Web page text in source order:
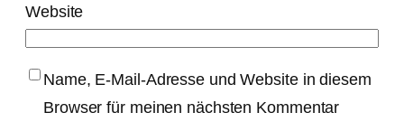
Website
Name, E-Mail-Adresse und Website in diesem
Browser für meinen nächsten Kommentar